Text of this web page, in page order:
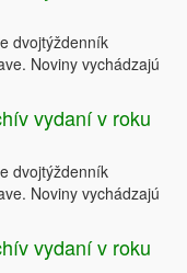
dvojtýždenník
Noviny vychádzajú
vydaní v roku
dvojtýždenník
Noviny vychádzajú
vydaní v roku